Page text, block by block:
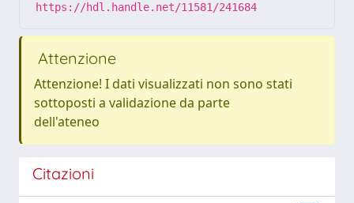
https://hdl.handle.net/11581/241684
Attenzione
Attenzione! I dati visualizzati non sono stati
sottoposti a validazione da parte
dell'ateneo
Citazioni